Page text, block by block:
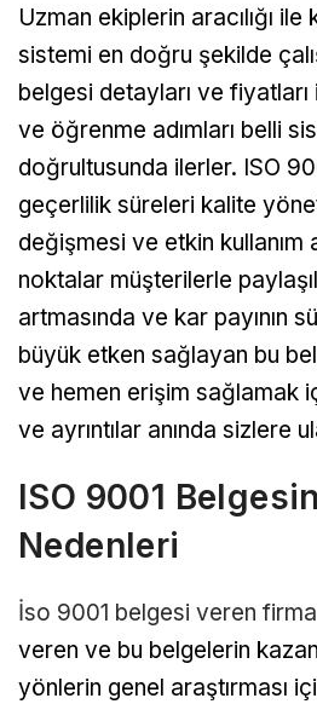
Uzman ekiplerin aracılığı
sistemi en doğru şekilde
belgesi detayları ve fiyatları
ve öğrenme adımları belli
doğrultusunda ilerler. ISO
geçerlilik süreleri kalite
değişmesi ve etkin kullanım
noktalar müşterilerle
artmasında ve kar payının
büyük etken sağlayan bu
ve hemen erişim sağlamak
ve ayrıntılar anında sizlere
ISO 9001
Nedenleri
İso 9001 belgesi veren
veren ve bu belgelerin
yönlerin genel araştırması